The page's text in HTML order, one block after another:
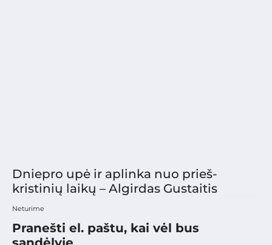
Dniepro upė ir aplinka nuo prieš-
kristinių laikų – Algirdas Gustaitis
Neturime
Pranešti el. paštu, kai vėl bus